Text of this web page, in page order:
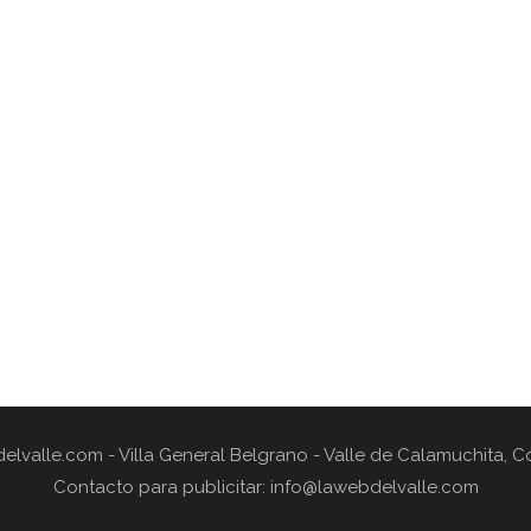
- Villa General Belgrano - Valle de Calamuchita,
Contacto para publicitar: info@lawebdelvalle.com